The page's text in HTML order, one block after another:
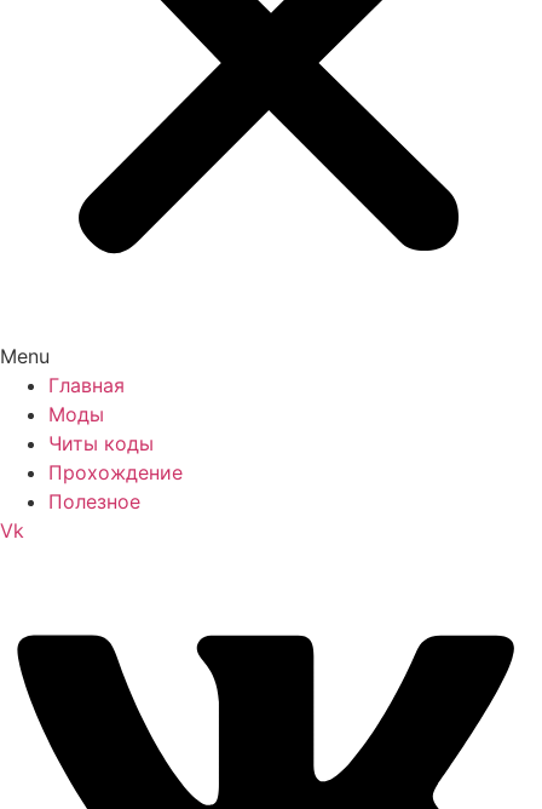
Menu
Главная
Моды
Читы коды
Прохождение
Полезное
Vk